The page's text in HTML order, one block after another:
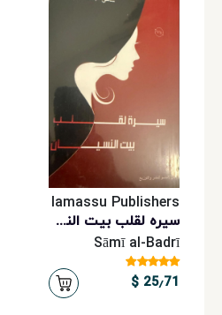
lamassu Publishers
سیره لقلب بیت النسیان
Sāmī al-Badrī
25٫71 $